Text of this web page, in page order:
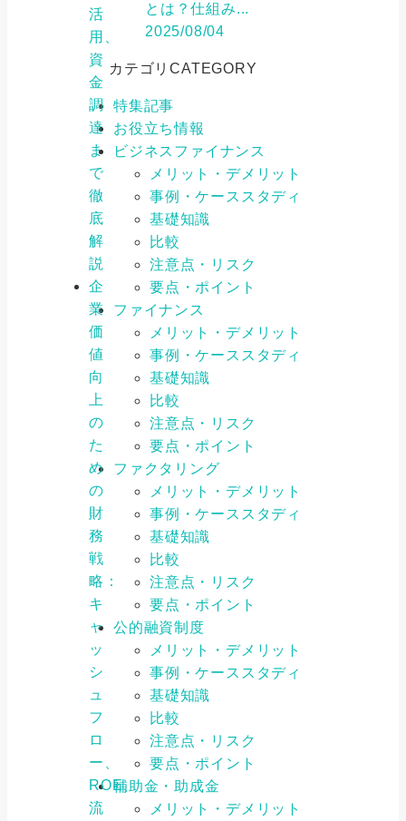
活
用、
資
金
調
達
ま
で
徹
底
解
説
企
業
価
値
向
上
の
た
め
の
財
務
戦
略：
キ
ャ
ッ
シ
ュ
フ
ロ
ー、
ROE、
流
とは？仕組み...
2025/08/04
カテゴリCATEGORY
特集記事
お役立ち情報
ビジネスファイナンス
メリット・デメリット
事例・ケーススタディ
基礎知識
比較
注意点・リスク
要点・ポイント
ファイナンス
メリット・デメリット
事例・ケーススタディ
基礎知識
比較
注意点・リスク
要点・ポイント
ファクタリング
メリット・デメリット
事例・ケーススタディ
基礎知識
比較
注意点・リスク
要点・ポイント
公的融資制度
メリット・デメリット
事例・ケーススタディ
基礎知識
比較
注意点・リスク
要点・ポイント
補助金・助成金
メリット・デメリット